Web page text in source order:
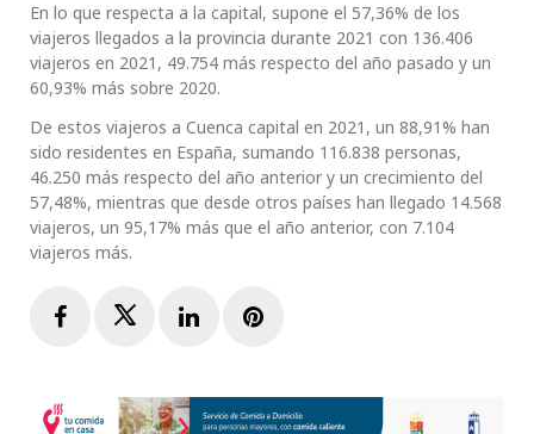
En lo que respecta a la capital, supone el 57,36% de los
viajeros llegados a la provincia durante 2021 con 136.406
viajeros en 2021, 49.754 más respecto del año pasado y un
60,93% más sobre 2020.
De estos viajeros a Cuenca capital en 2021, un 88,91% han
sido residentes en España, sumando 116.838 personas,
46.250 más respecto del año anterior y un crecimiento del
57,48%, mientras que desde otros países han llegado 14.568
viajeros, un 95,17% más que el año anterior, con 7.104
viajeros más.
FacebookTwitterLinkedInPinterest